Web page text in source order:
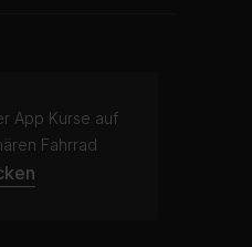
App Kurse auf
Fahrrad